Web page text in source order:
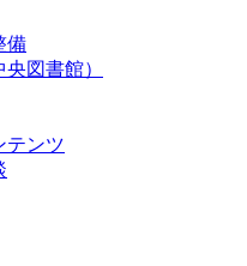
備
図書館）
テンツ